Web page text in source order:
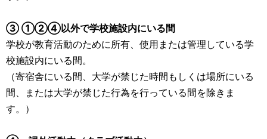
③ ①②④以外で学校施設内にいる間
学校が教育活動のために所有、使用または管理している学
校施設内にいる間。
（寄宿舎にいる間、大学が禁じた時間もしくは場所にいる
間、または大学が禁じた行為を行っている間を除きま
す。）